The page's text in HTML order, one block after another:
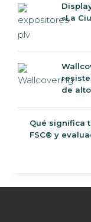
«La
de
Qué